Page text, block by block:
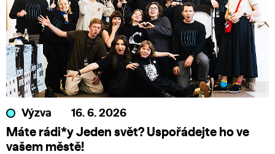
Výzva 16. 6. 2026
Máte rádi*y Jeden svět? Uspořádejte ho ve
vašem městě!